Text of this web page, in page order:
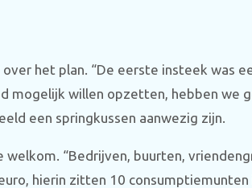
het plan. “De eerste insteek was
mogelijk willen opzetten, hebben we
een springkussen aanwezig zijn.
“Bedrijven, buurten,
hierin zitten 10 consumptiemunten